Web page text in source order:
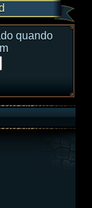
quando